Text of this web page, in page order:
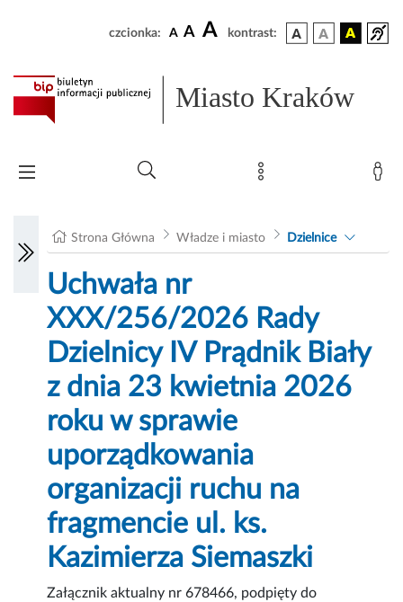
czcionka: A A A kontrast:
Miasto Kraków
Strona Główna Władze i miasto Dzielnice
Uchwała nr
XXX/256/2026 Rady
Dzielnicy IV Prądnik Biały
z dnia 23 kwietnia 2026
roku w sprawie
uporządkowania
organizacji ruchu na
fragmencie ul. ks.
Kazimierza Siemaszki
Załącznik aktualny nr 678466, podpięty do